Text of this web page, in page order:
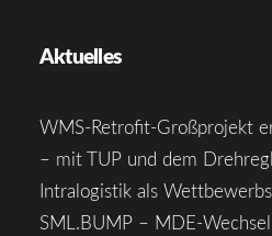
Aktuelles
WMS-Retrofit-Großprojekt
– mit TUP und dem
Intralogistik als
SML.BUMP – MDE-